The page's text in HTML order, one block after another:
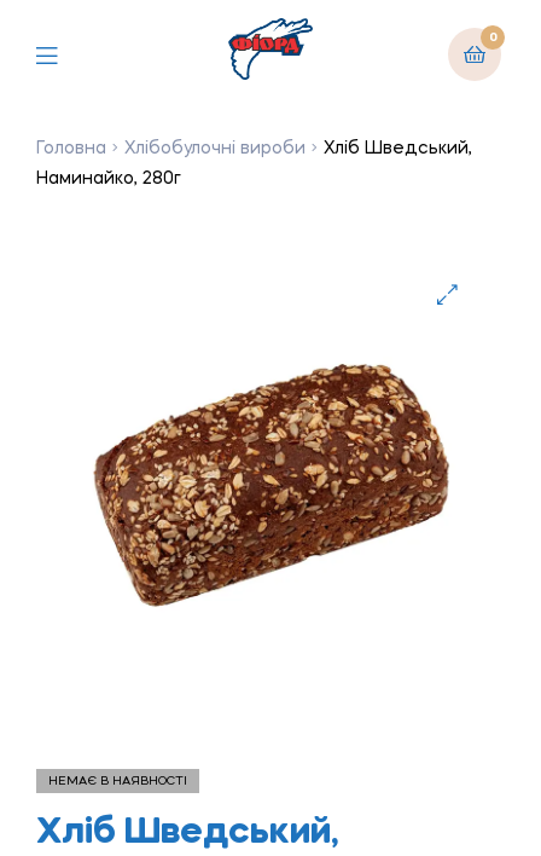
0
Головна Хлібобулочні вироби
Хліб Шведський,
Наминайко, 280г
НЕМАЄ В НАЯВНОСТІ
Хліб Шведський,